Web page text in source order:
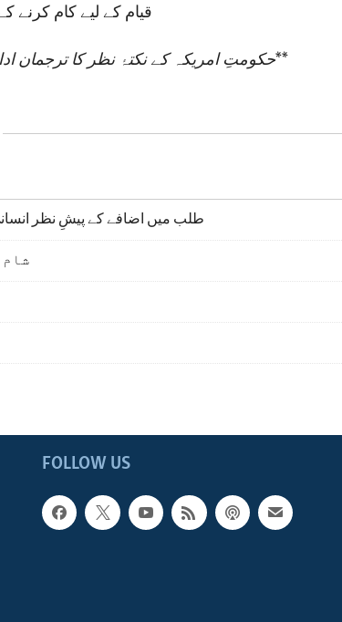
قیام کے لیے کام
حکومتِ امریکہ کے نکتۂ نظر کا ترجمان**
طلب میں اضافے کے پیشِ نظر
شام
FOLLOW US